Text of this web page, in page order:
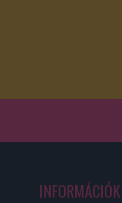
INFORMÁCIÓK